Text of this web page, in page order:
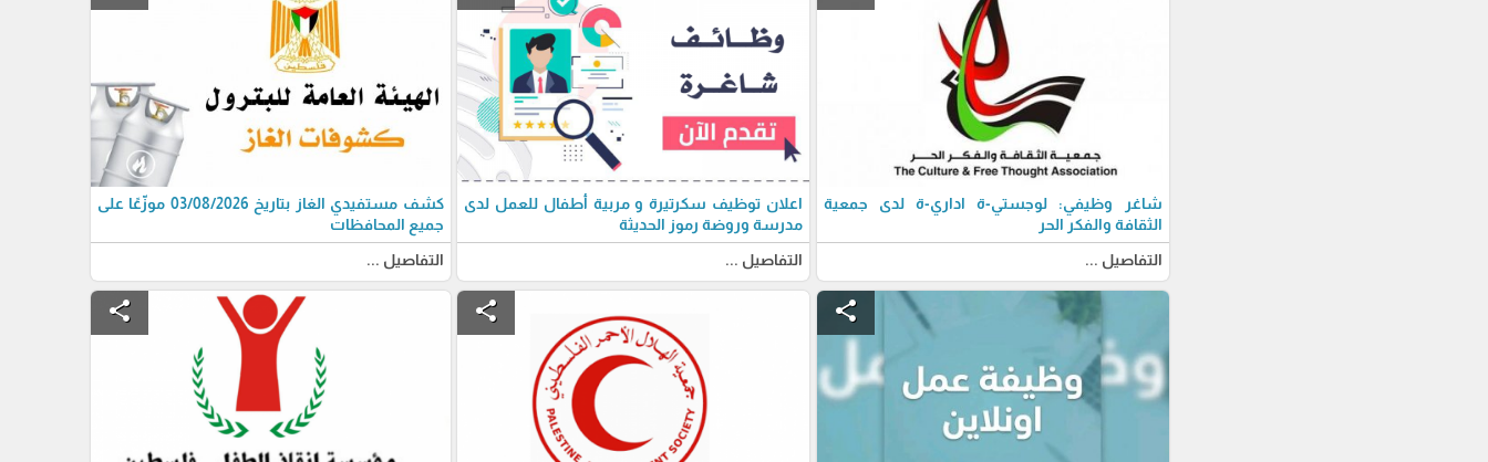
شاغر وظيفي: لوجستي-ة اداري-ة لدى جمعية
الثقافة والفكر الحر
التفاصيل ...
اعلان توظيف سكرتيرة و مربية أطفال للعمل لدى
مدرسة وروضة رموز الحديثة
التفاصيل ...
كشف مستفيدي الغاز بتاريخ 03/08/2026 موزّعًا على
جميع المحافظات
التفاصيل ...
share
share
share